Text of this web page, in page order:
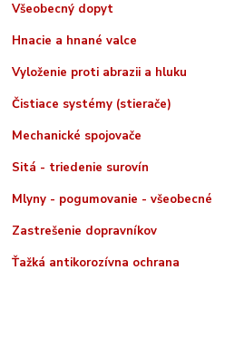
Všeobecný dopyt
Hnacie a hnané valce
Vyloženie proti abrazii a hluku
Čistiace systémy (stierače)
Mechanické spojovače
Sitá - triedenie surovín
Mlyny - pogumovanie - všeobecné
Zastrešenie dopravníkov
Ťažká antikorozívna ochrana